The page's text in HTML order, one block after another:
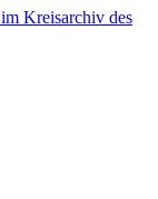
Kreisarchiv des